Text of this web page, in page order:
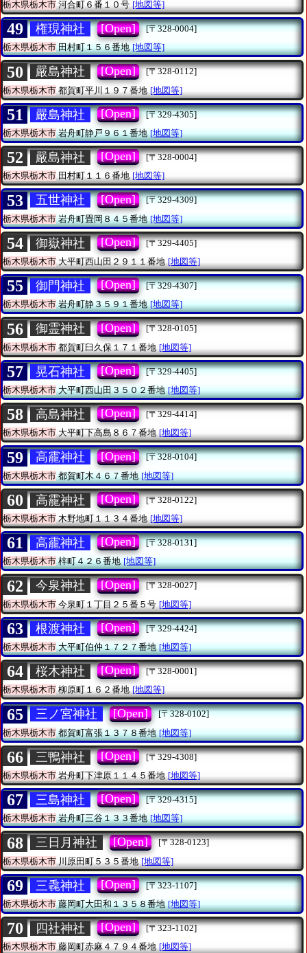
栃木県栃木市河合町６番１０号 [地図等]
49 権現神社 [Open]
[〒328-0004]
栃木県栃木市田村町１５６番地 [地図等]
50 嚴島神社 [Open]
[〒328-0112]
栃木県栃木市 都賀町平川１９７番地 [地図等]
51 嚴島神社 [Open]
[〒329-4305]
栃木県栃木市岩舟町静戸９６１番地 [地図等]
52 嚴島神社 [Open]
[〒328-0004]
栃木県栃木市田村町１１６番地 [地図等]
53 五世神社 [Open]
[〒329-4309]
栃木県栃木市岩舟町畳岡８４５番地 [地図等]
54 御嶽神社 [Open]
[〒329-4405]
栃木県栃木市大平町西山田２９１１番地 [地図等]
55 御門神社 [Open]
[〒329-4307]
栃木県栃木市岩舟町静３５９１番地 [地図等]
56 御霊神社 [Open]
[〒328-0105]
栃木県栃木市 都賀町臼久保１７１番地 [地図等]
57 晃石神社 [Open]
[〒329-4405]
栃木県栃木市大平町西山田３５０２番地 [地図等]
58 高島神社 [Open]
[〒329-4414]
栃木県栃木市大平町下高島８６７番地 [地図等]
59 高靇神社 [Open]
[〒328-0104]
栃木県栃木市都賀町木４６７番地 [地図等]
60 高靇神社 [Open]
[〒328-0122]
栃木県栃木市木野地町１１３４番地 [地図等]
61 高靇神社 [Open]
[〒328-0131]
栃木県栃木市梓町４２６番地 [地図等]
62 今泉神社 [Open]
[〒328-0027]
栃木県栃木市 今泉町１丁目２５番５号 [地図等]
63 根渡神社 [Open]
[〒329-4424]
栃木県栃木市大平町伯仲１７２７番地 [地図等]
64 桜木神社 [Open]
[〒328-0001]
栃木県栃木市柳原町１６２番地 [地図等]
65 三ノ宮神社 [Open]
[〒328-0102]
栃木県栃木市都賀町富張１３７８番地 [地図等]
66 三鴨神社 [Open]
[〒329-4308]
栃木県栃木市岩舟町下津原１１４５番地 [地図等]
67 三島神社 [Open]
[〒329-4315]
栃木県栃木市岩舟町三谷１３３番地 [地図等]
68 三日月神社 [Open]
[〒328-0123]
栃木県栃木市 川原田町５３５番地 [地図等]
69 三毳神社 [Open]
[〒323-1107]
栃木県栃木市藤岡町大田和１３５８番地 [地図等]
70 四社神社 [Open]
[〒323-1102]
栃木県栃木市藤岡町赤麻４７９４番地 [地図等]